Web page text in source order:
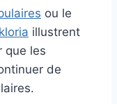
ou le
illustrent
que les
de